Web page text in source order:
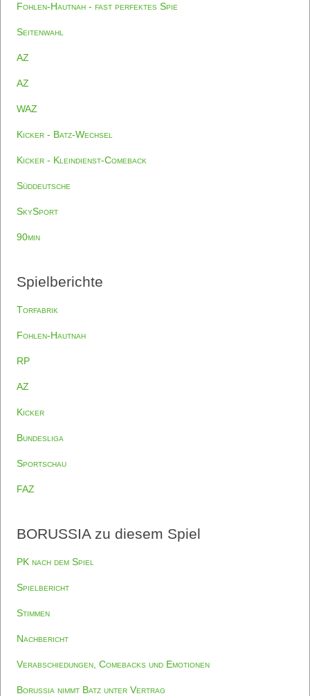
Fohlen-Hautnah - fast perfektes Spie
Seitenwahl
AZ
AZ
WAZ
Kicker - Batz-Wechsel
Kicker - Kleindienst-Comeback
Süddeutsche
SkySport
90min
Spielberichte
Torfabrik
Fohlen-Hautnah
RP
AZ
Kicker
Bundesliga
Sportschau
FAZ
BORUSSIA zu diesem Spiel
PK nach dem Spiel
Spielbericht
Stimmen
Nachbericht
Verabschiedungen, Comebacks und Emotionen
Borussia nimmt Batz unter Vertrag